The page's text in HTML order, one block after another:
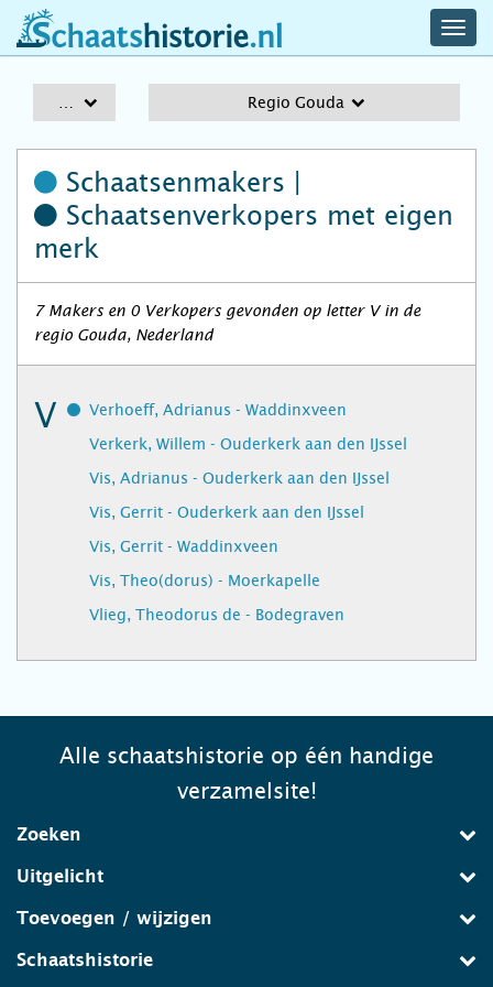
schaatshistorie.nl
Regio Gouda
Schaatsenmakers |
Schaatsenverkopers met eigen
merk
7 Makers en 0 Verkopers gevonden op letter V in de
regio Gouda, Nederland
V
Verhoeff, Adrianus - Waddinxveen
Verkerk, Willem - Ouderkerk aan den IJssel
Vis, Adrianus - Ouderkerk aan den IJssel
Vis, Gerrit - Ouderkerk aan den IJssel
Vis, Gerrit - Waddinxveen
Vis, Theo(dorus) - Moerkapelle
Vlieg, Theodorus de - Bodegraven
Alle schaatshistorie op één handige
verzamelsite!
Zoeken
Uitgelicht
Toevoegen / wijzigen
Schaatshistorie